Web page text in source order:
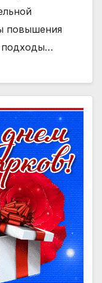
повышения
подходы…